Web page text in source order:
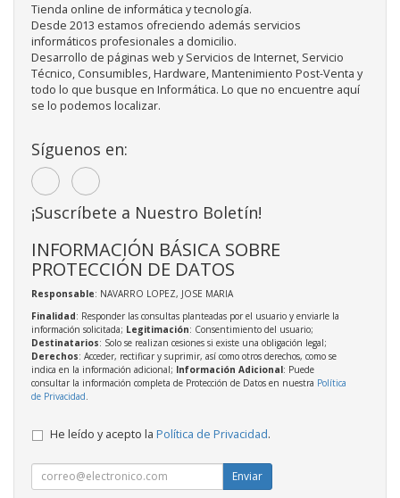
Tienda online de informática y tecnología.
Desde 2013 estamos ofreciendo además servicios
informáticos profesionales a domicilio.
Desarrollo de páginas web y Servicios de Internet, Servicio
Técnico, Consumibles, Hardware, Mantenimiento Post-Venta y
todo lo que busque en Informática. Lo que no encuentre aquí
se lo podemos localizar.
Síguenos en:
¡Suscríbete a Nuestro Boletín!
INFORMACIÓN BÁSICA SOBRE
PROTECCIÓN DE DATOS
Responsable: NAVARRO LOPEZ, JOSE MARIA
Finalidad: Responder las consultas planteadas por el usuario y enviarle la
información solicitada; Legitimación: Consentimiento del usuario;
Destinatarios: Solo se realizan cesiones si existe una obligación legal;
Derechos: Acceder, rectificar y suprimir, así como otros derechos, como se
indica en la información adicional; Información Adicional: Puede
consultar la información completa de Protección de Datos en nuestra Política
de Privacidad
He leído y acepto la Política de Privacidad.
Enviar